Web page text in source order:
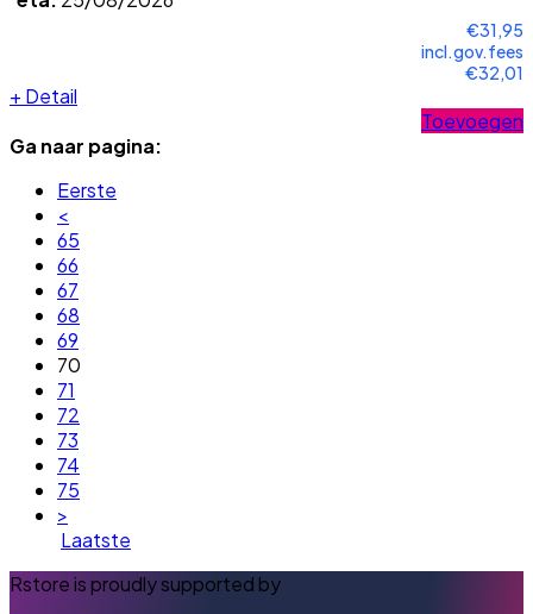
€31,95
incl.gov.fees
€32,01
+ Detail
Toevoegen
Ga naar pagina:
Eerste
<
65
66
67
68
69
70
71
72
73
74
75
>
Laatste
Rstore is proudly supported by